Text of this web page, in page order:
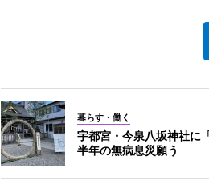
暮らす・働く
宇都宮・今泉八坂神社に
半年の無病息災願う